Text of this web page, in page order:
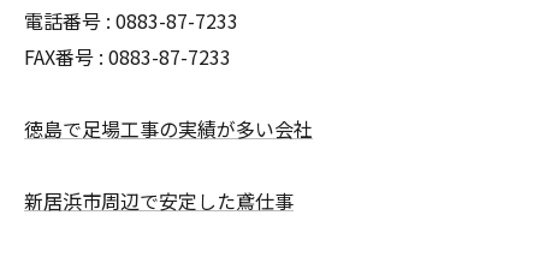
電話番号 : 0883-87-7233
FAX番号 : 0883-87-7233
徳島で足場工事の実績が多い会社
新居浜市周辺で安定した鳶仕事